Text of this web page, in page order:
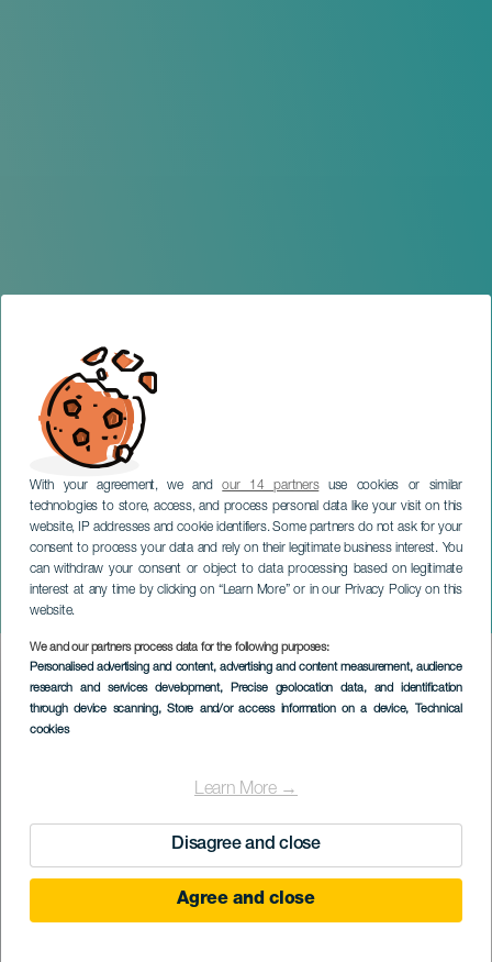
With your agreement, we andour 14 partnersuse cookies or similar
technologies to store, access, and process personal data like your visit on this
website, IP addresses and cookie identifiers. Some partners do not ask for your
consent to process your data and rely on their legitimate business interest. You
can withdraw your consent or object to data processing based on legitimate
interest at any time by clicking on “Learn More” or in our Privacy Policy on this
website.
We and our partners process data for the following purposes:
Personalised advertising and content, advertising and content measurement, audience
research and services development, Precise geolocation data, and identification
through device scanning, Store and/or access information on a device, Technical
cookies
Learn More →
Disagree and close
Agree and close
I Festival Internacional de
Guitarra de Arona
TENERIFE
Imagen
Listado